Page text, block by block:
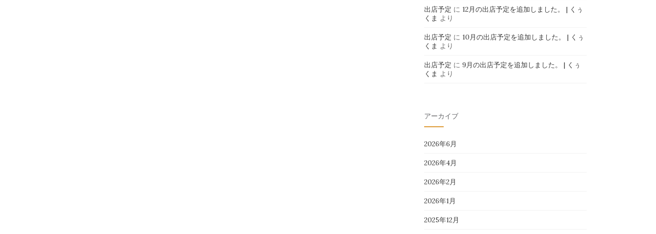
出店予定 に 12月の出店予定を追加しました。 | くぅ
くま より
出店予定 に 10月の出店予定を追加しました。 | くぅ
くま より
出店予定 に 9月の出店予定を追加しました。 | くぅ
くま より
アーカイブ
2026年6月
2026年4月
2026年2月
2026年1月
2025年12月